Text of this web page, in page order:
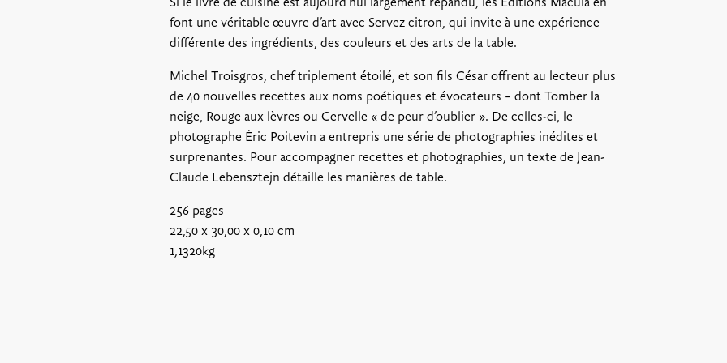
du colis, à partir de 8€
En point relais colis : Frais de
Retrait sur place* : Gratuit
Les bons cadeaux peuvent être
suivante :
*La Maison Troisgros sera fermée
2024 au 15 Janvier 2025
font une véritable œuvre d’art avec Servez citron, qui invite à une expérience
différente des ingrédients, des couleurs et des arts de la table.
Michel Troisgros, chef triplement étoilé, et son fils César offrent au lecteur plus
de 40 nouvelles recettes aux noms poétiques et évocateurs – dont Tomber la
neige, Rouge aux lèvres ou Cervelle « de peur d’oublier ». De celles-ci, le
photographe Éric Poitevin a entrepris une série de photographies inédites et
surprenantes. Pour accompagner recettes et photographies, un texte de Jean-
Claude Lebensztejn détaille les manières de table.
256 pages
22,50 x 30,00 x 0,10 cm
1,1320kg